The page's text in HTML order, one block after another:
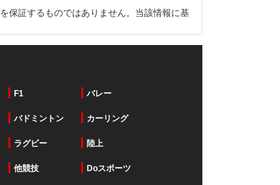
保証するものではありません。当該情報に基
F1 バレー
バドミントン カーリング
ラグビー 陸上
他競技 Doスポーツ